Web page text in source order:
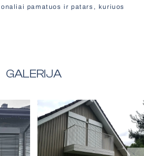
pamatuos ir patars, kuriuos
GALERIJA